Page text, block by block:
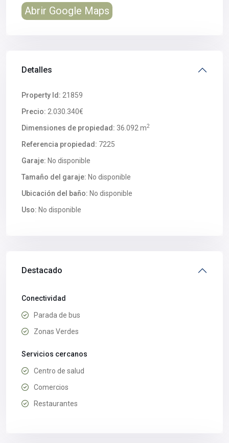
Abrir Google Maps
Detalles
Property Id: 21859
Precio: 2.030.340€
Dimensiones de propiedad: 36.092 m2
Referencia propiedad: 7225
Garaje: No disponible
Tamaño del garaje: No disponible
Ubicación del baño: No disponible
Uso: No disponible
Destacado
Conectividad
Parada de bus
Zonas Verdes
Servicios cercanos
Centro de salud
Comercios
Restaurantes